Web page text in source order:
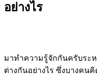
อย่างไร
มาทำความรู้จักกันครับระ
ต่างกันอย่างไร ซึ่งบางคนคิ